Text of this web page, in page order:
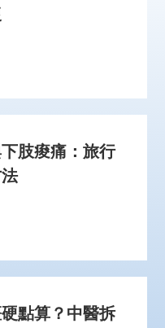
肢痠痛：旅行
點算？中醫拆